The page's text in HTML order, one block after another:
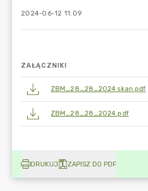
2024-06-12 11:09
ZAŁĄCZNIKI
ZBM_28_28_2024 skan.pdf
ZBM_28_28_2024.pdf
DRUKUJ ZAPISZ DO PDF